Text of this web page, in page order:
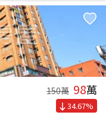
150萬 98萬
34.67%